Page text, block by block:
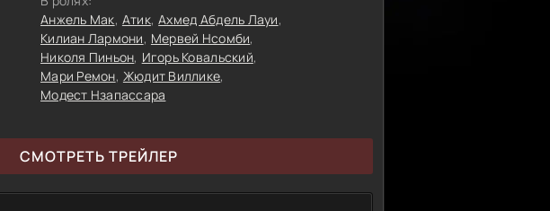
Анжель Мак Атик Ахмед Абдель Лауи
Килиан Лармони Мервей Нсомби
Николя Пиньон Игорь Ковальский
Мари Ремон Жюдит Виллике
Модест Нзапассара
СМОТРЕТЬ ТРЕЙЛЕР